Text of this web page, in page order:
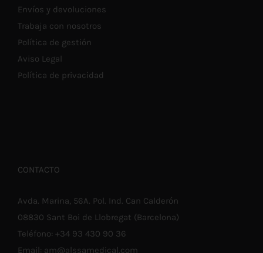
Envíos y devoluciones
Trabaja con nosotros
Política de gestión
Aviso Legal
Política de privacidad
CONTACTO
Avda. Marina, 56A. Pol. Ind. Can Calderón
08830 Sant Boi de Llobregat (Barcelona)
Teléfono: +34 93 430 90 36
Email: am@alssamedical.com